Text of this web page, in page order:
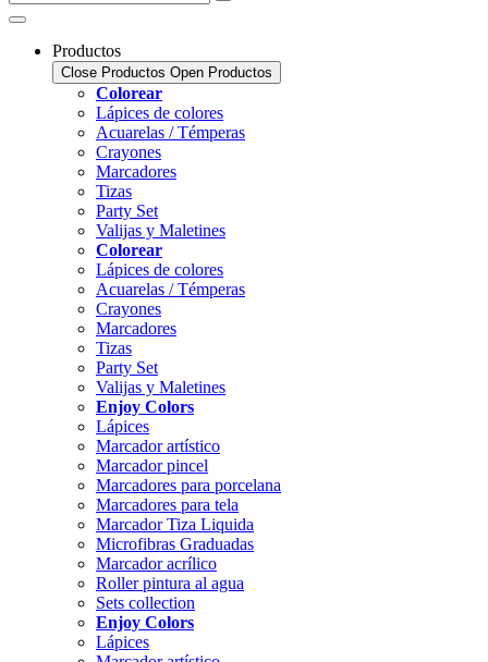
Productos
Close Productos Open Productos
Colorear
Lápices de colores
Acuarelas / Témperas
Crayones
Marcadores
Tizas
Party Set
Valijas y Maletines
Colorear
Lápices de colores
Acuarelas / Témperas
Crayones
Marcadores
Tizas
Party Set
Valijas y Maletines
Enjoy Colors
Lápices
Marcador artístico
Marcador pincel
Marcadores para porcelana
Marcadores para tela
Marcador Tiza Liquida
Microfibras Graduadas
Marcador acrílico
Roller pintura al agua
Sets collection
Enjoy Colors
Lápices